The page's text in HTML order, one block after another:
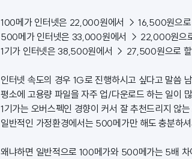
100메가 인터넷은 22,000원에서 → 16,500원으로
500메가 인터넷은 33,000원에서 → 22,000원으
1기가 인터넷은 38,500원에서 → 27,500원으로 할
인터넷 속도의 경우 1G로 진행하시고 싶다고 말씀
평소에 고용량 파일을 자주 업/다운로드 하는 일이
1기가는 오버스펙인 경향이 커서 잘 추천드리지 않
일반적인 가정환경에서는 500메가만 해도 충분하
왜냐하면 일반적으로 100메가와 500메가는 5배 차